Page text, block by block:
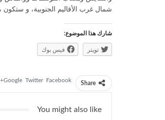
شمال غرب الأقاليم الجنوبية، و ستكون ما بين 23 و29 درجة بالجنوب الشرقي
شارك هذا الموضوع:
تويتر فيس بوك
Share
Facebook
Twitter
Google+
You might also like